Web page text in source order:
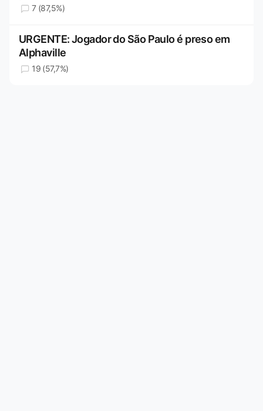
7 (87,5%)
URGENTE: Jogador do São Paulo é preso em
Alphaville
19 (57,7%)